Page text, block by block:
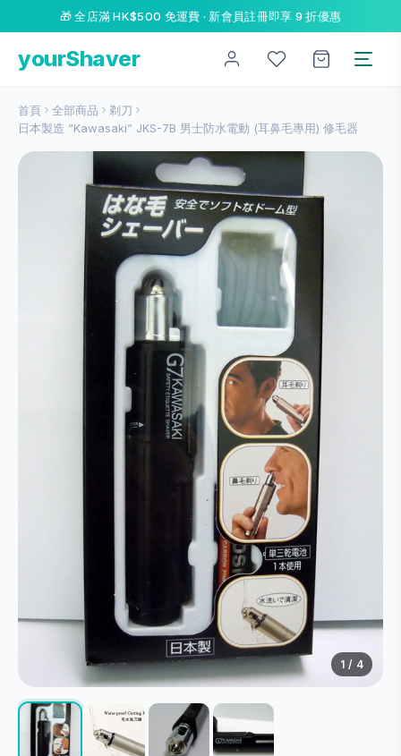
🎁 全店滿 HK$500 免運費 · 新會員註冊即享 9 折優惠
yourShaver
首頁 全部商品
剃刀
日本製造 “Kawasaki” JKS-7B 男士防水電動 (耳鼻毛專用) 修毛器
1 / 4